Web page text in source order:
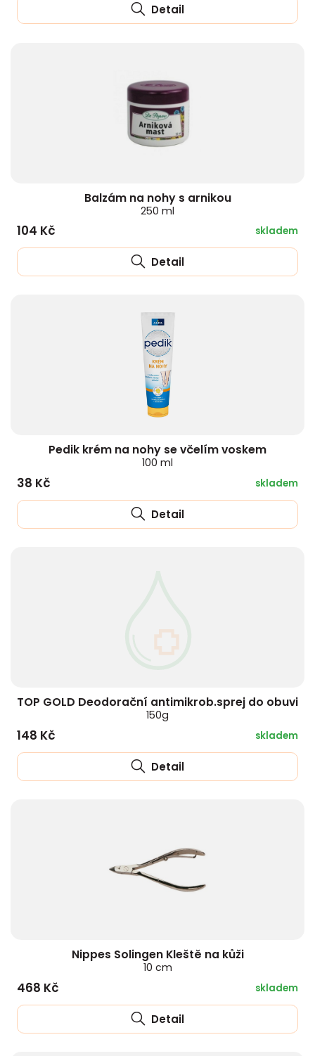
Detail
Balzám na nohy s arnikou
250 ml
104 Kč skladem
Detail
Pedik krém na nohy se včelím voskem
100 ml
38 Kč skladem
Detail
TOP GOLD Deodorační antimikrob.sprej do obuvi
150g
148 Kč skladem
Detail
Nippes Solingen Kleště na kůži
10 cm
468 Kč skladem
Detail